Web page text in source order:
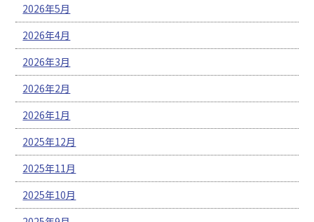
2026年5月
2026年4月
2026年3月
2026年2月
2026年1月
2025年12月
2025年11月
2025年10月